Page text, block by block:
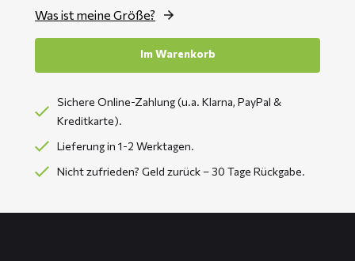
Was ist meine Größe?
Im Warenkorb
Sichere Online-Zahlung (u.a. Klarna, PayPal &
Kreditkarte).
Lieferung in 1-2 Werktagen.
Nicht zufrieden? Geld zurück – 30 Tage Rückgabe.